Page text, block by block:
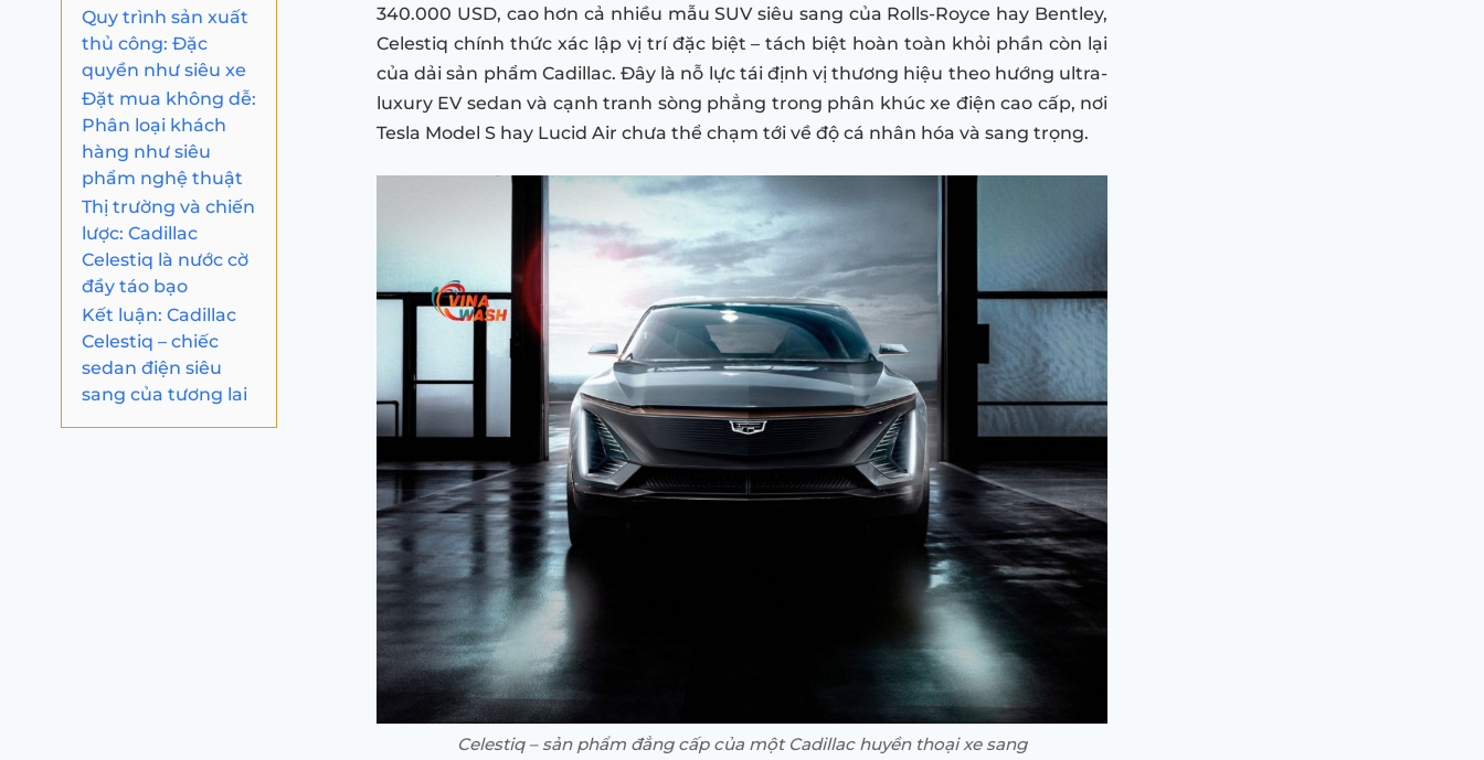
Quy trình sản xuất
thủ công: Đặc
quyền như siêu xe
Đặt mua không dễ:
Phân loại khách
hàng như siêu
phẩm nghệ thuật
Thị trường và chiến
lược: Cadillac
Celestiq là nước cờ
đầy táo bạo
Kết luận: Cadillac
Celestiq – chiếc
sedan điện siêu
sang của tương lai
340.000 USD, cao hơn cả nhiều mẫu SUV siêu sang của Rolls-Royce hay Bentley,
Celestiq chính thức xác lập vị trí đặc biệt – tách biệt hoàn toàn khỏi phần còn lại
của dải sản phẩm Cadillac. Đây là nỗ lực tái định vị thương hiệu theo hướng ultra-
luxury EV sedan và cạnh tranh sòng phẳng trong phân khúc xe điện cao cấp, nơi
Tesla Model S hay Lucid Air chưa thể chạm tới về độ cá nhân hóa và sang trọng.
Celestiq – sản phẩm đẳng cấp của một Cadillac huyền thoại xe sang